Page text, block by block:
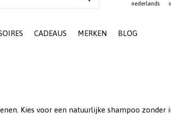
CADEAUS MERKEN BLOG
nederlands
Kies voor een natuurlijke shampoo